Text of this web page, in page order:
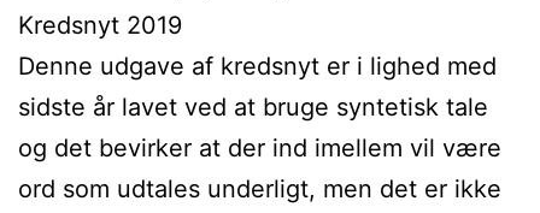
Kredsnyt 2019
Denne udgave af kredsnyt er i lighed med
sidste år lavet ved at bruge syntetisk tale
og det bevirker at der ind imellem vil være
ord som udtales underligt, men det er ikke